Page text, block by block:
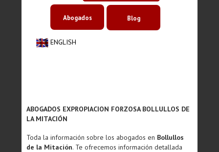
ENGLISH
Abogados Blog
ABOGADOS EXPROPIACION FORZOSA BOLLULLOS DE
LA MITACIÓN
Toda la información sobre los abogados en Bollullos
de la Mitación. Te ofrecemos información detallada